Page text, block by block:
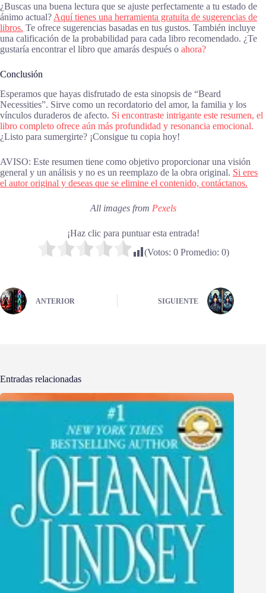
¿Buscas una buena lectura que se ajuste perfectamente a tu estado de
ánimo actual? Aquí tienes una herramienta gratuita de sugerencias de
libros. Te ofrece sugerencias basadas en tus gustos. También incluye
una calificación de la probabilidad para cada libro recomendado. ¿Te
gustaría encontrar el libro que amarás después o ahora?
Conclusión
Esperamos que hayas disfrutado de esta sinopsis de “Beard
Necessities”. Sirve como un recordatorio del amor, la familia y los
vínculos duraderos de afecto. Si encontraste intrigante este resumen, el
libro completo ofrece aún más profundidad y resonancia emocional.
¿Listo para sumergirte? ¡Consigue tu copia hoy!
AVISO: Este resumen tiene como objetivo proporcionar una visión
general y un análisis y no es un reemplazo de la obra original. Si eres
el autor original y deseas que se elimine el contenido, contáctanos.
All images from Pexels
¡Haz clic para puntuar esta entrada!
(Votos: 0Promedio: 0)
ANTERIOR SIGUIENTE
Entradas relacionadas